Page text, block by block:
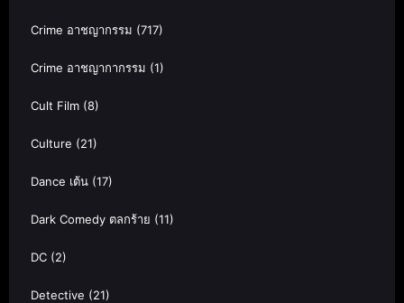
Crime อาชญากรรม (717)
Crime อาชญากากรรม (1)
Cult Film (8)
Culture (21)
Dance เต้น (17)
Dark Comedy ตลกร้าย (11)
DC (2)
Detective (21)